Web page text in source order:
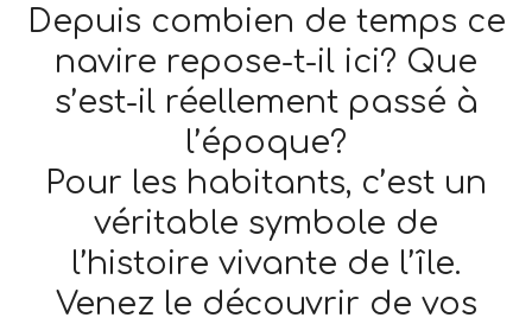
Depuis combien de temps ce
navire repose-t-il ici? Que
s’est-il réellement passé à
l’époque?
Pour les habitants, c’est un
véritable symbole de
l’histoire vivante de l’île.
Venez le découvrir de vos